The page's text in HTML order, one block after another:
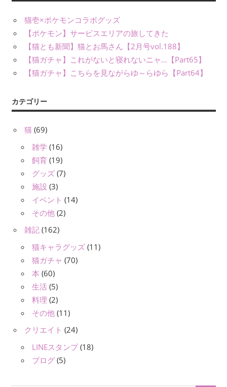
猫壱×ポケモンコラボグッズ
【ポケモン】サービスエリアの旅してきた
【猫とも新聞】猫とお馬さん【2月号vol.188】
【猫ガチャ】これがないと寝れないニャ…【Part65】
【猫ガチャ】こちらを見ながらゆ～らゆら【Part64】
カテゴリー
猫 (69)
雑学 (16)
飼育 (19)
グッズ (7)
施設 (3)
イベント (14)
その他 (2)
雑記 (162)
猫キャラグッズ (11)
猫ガチャ (70)
本 (60)
生活 (5)
料理 (2)
その他 (11)
クリエイト (24)
LINEスタンプ(18)
ブログ (5)